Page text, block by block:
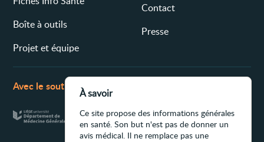
Boîte à outils
Projet et équipe
Contact
Presse
Avec le soutien de
À savoir
Ce site propose des informations générales
en santé. Son but n'est pas de donner un
avis médical. Il ne remplace pas une